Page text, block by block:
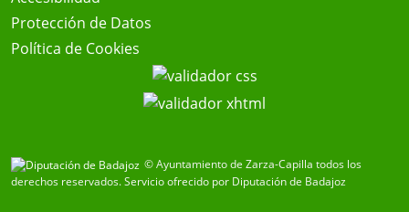
Protección de Datos
Política de Cookies
© Ayuntamiento de Zarza-Capilla todos los
derechos reservados.Servicio ofrecido por Diputación de Badajoz